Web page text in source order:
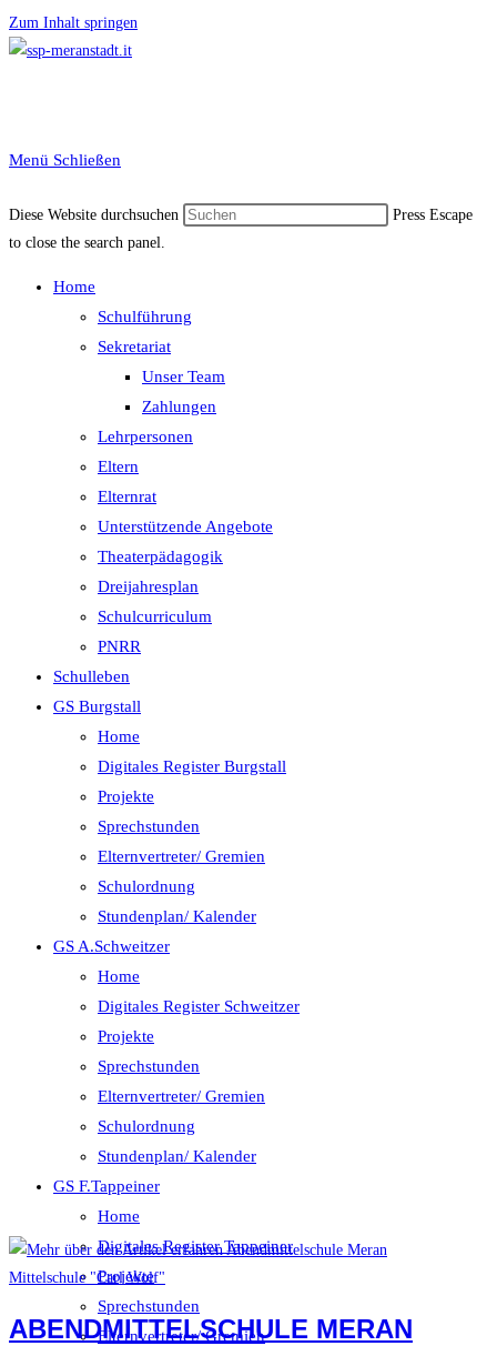
Zum Inhalt springen
Menü Schließen
Diese Website durchsuchen
Press Escape
to close the search panel.
Home
Schulführung
Sekretariat
Unser Team
Zahlungen
Lehrpersonen
Eltern
Elternrat
Unterstützende Angebote
Theaterpädagogik
Dreijahresplan
Schulcurriculum
PNRR
Schulleben
GS Burgstall
Home
Digitales Register Burgstall
Projekte
Sprechstunden
Elternvertreter/ Gremien
Schulordnung
Stundenplan/ Kalender
GS A.Schweitzer
Home
Digitales Register Schweitzer
Projekte
Sprechstunden
Elternvertreter/ Gremien
Schulordnung
Stundenplan/ Kalender
GS F.Tappeiner
Home
Digitales Register Tappeiner
Projekte
Sprechstunden
Elternvertreter/ Gremien
Mittelschule "Carl Wolf"
ABENDMITTELSCHULE MERAN